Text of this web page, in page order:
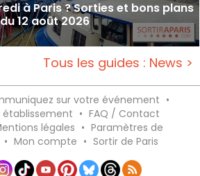
à Paris ? Sorties et bons plans
du 12 août 2026
Tous les guides : News >
sur votre événement •
établissement • FAQ / Contact
légales • Paramètres de
• Mon compte • Sortir de Paris